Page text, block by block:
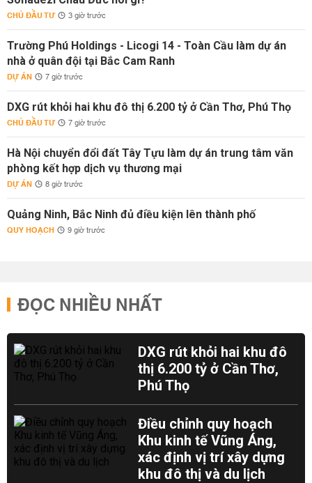
CHỦ ĐẦU TƯ 3 giờ trước
Trường Phú Holdings - Licogi 14 - Toàn Cầu làm dự án
nhà ở quân đội tại Bắc Cam Ranh
DỰ ÁN 7 giờ trước
DXG rút khỏi hai khu đô thị 6.200 tỷ ở Cần Thơ, Phú Thọ
CHỦ ĐẦU TƯ 7 giờ trước
Hà Nội chuyển đổi đất Tây Tựu làm dự án trung tâm văn
phòng kết hợp dịch vụ thương mại
DỰ ÁN 8 giờ trước
Quảng Ninh, Bắc Ninh đủ điều kiện lên thành phố
QUY HOẠCH 9 giờ trước
ĐỌC NHIỀU NHẤT
DXG rút khỏi hai khu đô
thị 6.200 tỷ ở Cần Thơ,
Phú Thọ
Điều chỉnh quy hoạch
Khu kinh tế Vũng Áng,
xác định vị trí xây dựng
khu đô thị và du lịch